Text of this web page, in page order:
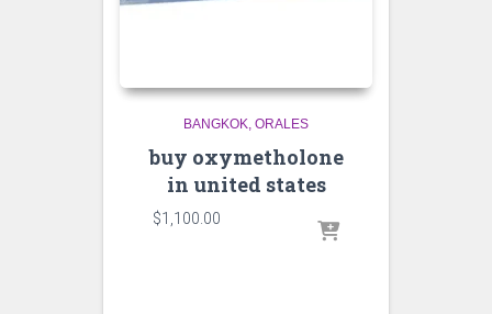
BANGKOK ORALES
buy oxymetholone
in united states
$1,100.00